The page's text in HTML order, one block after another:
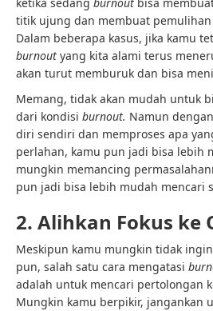
ketika sedang burnout bisa
titik ujung dan membuat
Dalam beberapa kasus, jika kamu
burnout yang kita alami terus
akan turut memburuk dan bisa
Memang, tidak akan mudah untuk
dari kondisi burnout. Namun
diri sendiri dan memproses apa
perlahan, kamu pun jadi bisa lebih
mungkin memancing
pun jadi bisa lebih mudah mencari
2. Alihkan Fokus ke
Meskipun kamu mungkin tidak
pun, salah satu cara mengatasi
adalah untuk mencari pertolongan
Mungkin kamu berpikir, jangankan